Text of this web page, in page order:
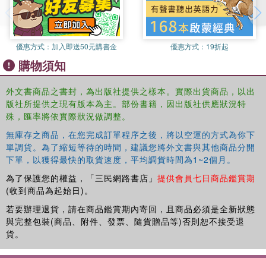
The book investigates the North Korean situation with a
view towards redress through an international framework.
North Korea's gross and systematic violations of human
rights and defiant military actions through specific
violations of international law are assessed including the
contravention of the treaties that North Korea itself has
ratified, to provide a proper foundation for redressing
these international crimes through a tribunal. The specific
objectives and actions of the North Korean government
are analyzed according to applicable treaty law,jus
cogensnorms, customary international law, and other
types of international legal obligations. It pinpoints the
sources and underpinnings of the regional nuclear crisis
and offer solutions for dealing with international security
surrounding the Korean Peninsula. The book puts forward
a proposal for the creation of a tribunal to prosecute those
at the top of the regime for international crimes and human
rights abuses after a reunification of the peninsula.
優惠方式： 加入即送50元購書金 優惠方式： 19折起
購物須知
外文書商品之書封，為出版社提供之樣本。實際出貨商品，以出
版社所提供之現有版本為主。部份書籍，因出版社供應狀況特
殊，匯率將依實際狀況做調整。
無庫存之商品，在您完成訂單程序之後，將以空運的方式為你下
單調貨。為了縮短等待的時間，建議您將外文書與其他商品分開
下單，以獲得最快的取貨速度，平均調貨時間為1~2個月。
為了保護您的權益，「三民網路書店」 提供會員七日商品鑑賞期
(收到商品為起始日)。
若要辦理退貨，請在商品鑑賞期內寄回，且商品必須是全新狀態
與完整包裝(商品、附件、發票、隨貨贈品等)否則恕不接受退
貨。